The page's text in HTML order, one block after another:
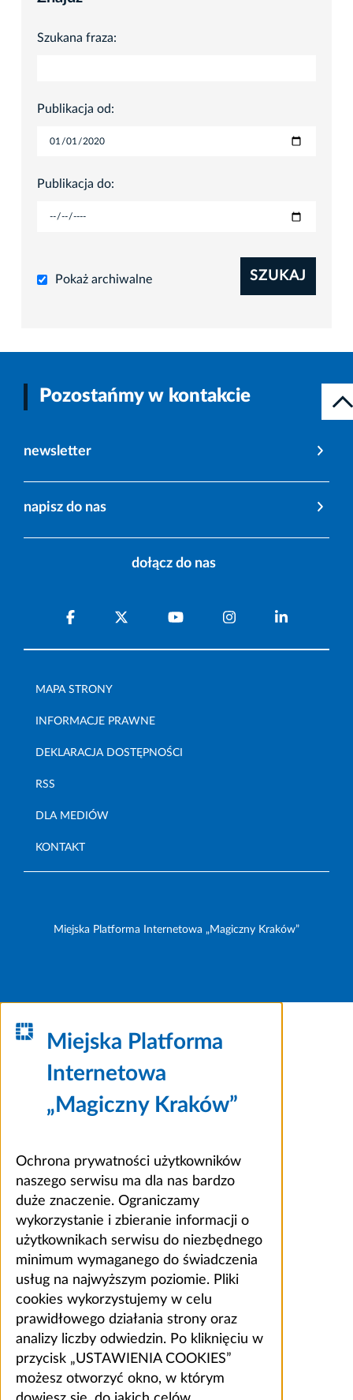
Szukana fraza:
Publikacja od:
Publikacja do:
Pokaż archiwalne SZUKAJ
Pozostańmy w kontakcie
newsletter
napisz do nas
dołącz do nas
MAPA STRONY
INFORMACJE PRAWNE
DEKLARACJA DOSTĘPNOŚCI
RSS
DLA MEDIÓW
KONTAKT
Miejska Platforma Internetowa „Magiczny Kraków”
Miejska Platforma
Internetowa
„Magiczny Kraków”
Ochrona prywatności użytkowników
naszego serwisu ma dla nas bardzo
duże znaczenie. Ograniczamy
wykorzystanie i zbieranie informacji o
użytkownikach serwisu do niezbędnego
minimum wymaganego do świadczenia
usług na najwyższym poziomie. Pliki
cookies wykorzystujemy w celu
prawidłowego działania strony oraz
analizy liczby odwiedzin. Po kliknięciu w
przycisk „USTAWIENIA COOKIES”
możesz otworzyć okno, w którym